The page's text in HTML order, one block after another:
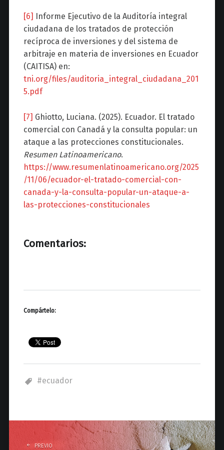
[6]
Informe Ejecutivo de la Auditoría integral
ciudadana de los tratados de protección
recíproca de inversiones y del sistema de
arbitraje en materia de inversiones en Ecuador
(CAITISA) en:
tni.org/files/auditoria_integral_ciudadana_201
5.pdf
[7] Ghiotto, Luciana. (2025). Ecuador. El tratado
comercial con Canadá y la consulta popular: un
ataque a las protecciones constitucionales.
Resumen Latinoamericano.
https://www.resumenlatinoamericano.org/2025
/11/06/ecuador-el-tratado-comercial-con-
canada-y-la-consulta-popular-un-ataque-a-
las-protecciones-constitucionales
Comentarios:
Compártelo:
ecuador
PREVIO